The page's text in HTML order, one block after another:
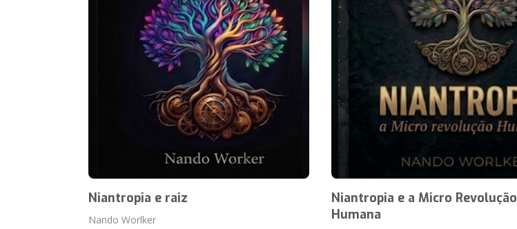
Niantropia e raiz
Nando Worlker
Niantropia e a Micro Revolução
Humana